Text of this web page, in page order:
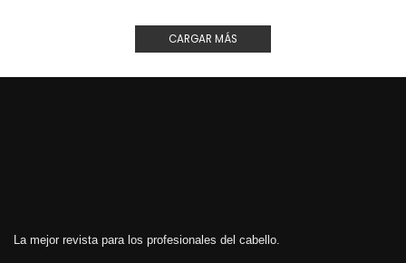
CARGAR MÁS
La mejor revista para los profesionales del cabello.